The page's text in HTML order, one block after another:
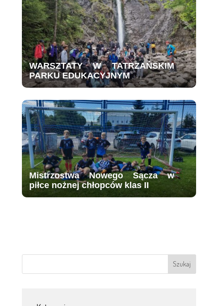
WARSZTATY W TATRZAŃSKIM
PARKU EDUKACYJNYM
Mistrzostwa Nowego Sącza w
piłce nożnej chłopców klas II